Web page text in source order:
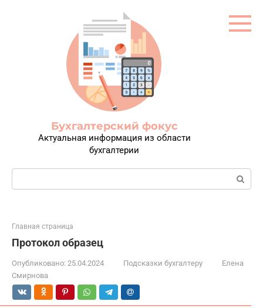
Бухгалтерский фокус
Актуальная информация из области
бухгалтерии
Поиск:
Главная страница
Протокол образец
Опубликовано: 25.04.2024 Подсказки бухгалтеру
Елена
Смирнова